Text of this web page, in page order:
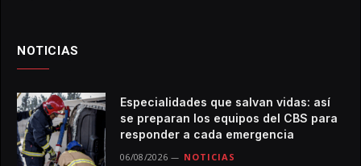
NOTICIAS
Especialidades que salvan vidas: así
se preparan los equipos del CBS para
responder a cada emergencia
06/08/2026 NOTICIAS